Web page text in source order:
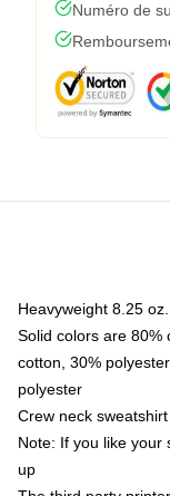
Numéro de
Heavyweight 8.25
Solid colors are 80%
cotton, 30%
polyester
Crew neck
Note: If you like your
up